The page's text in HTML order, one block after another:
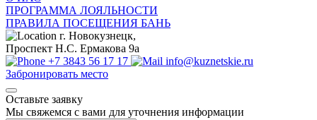
ПРОГРАММА ЛОЯЛЬНОСТИ
ПРАВИЛА ПОСЕЩЕНИЯ БАНЬ
г. Новокузнецк,
Проспект Н.С. Ермакова 9а
+7 3843 56 17 17
info@kuznetskie.ru
Забронировать место
Оставьте заявку
Мы свяжемся с вами для уточнения информации